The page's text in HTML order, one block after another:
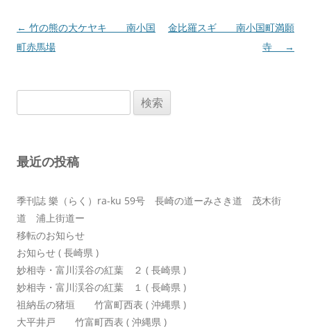
投
稿
ョ
← 竹の熊の大ケヤキ 南小国
町赤馬場
金比羅スギ 南小国町満願
寺
→
索:
最近の投稿
季刊誌 樂（らく）ra-ku 59号 長崎の道ーみさき道 茂木街
道 浦上街道ー
移転のお知らせ
お知らせ ( 長崎県 )
妙相寺・富川渓谷の紅葉 ２ ( 長崎県 )
妙相寺・富川渓谷の紅葉 １ ( 長崎県 )
祖納岳の猪垣 竹富町西表 ( 沖縄県 )
大平井戸 竹富町西表 ( 沖縄県 )